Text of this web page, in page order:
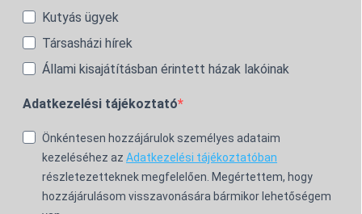
Kutyás ügyek
Társasházi hírek
Állami kisajátításban érintett házak lakóinak
Adatkezelési tájékoztató
Önkéntesen hozzájárulok személyes adataim
kezeléséhez az Adatkezelési tájékoztatóban
részletezetteknek megfelelően. Megértettem, hogy
hozzájárulásom visszavonására bármikor lehetőségem